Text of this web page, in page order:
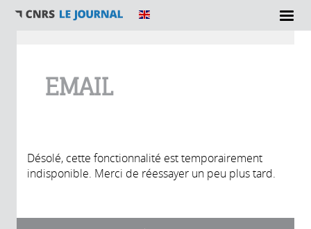
EMAIL
Désolé, cette fonctionnalité est temporairement
indisponible. Merci de réessayer un peu plus tard.